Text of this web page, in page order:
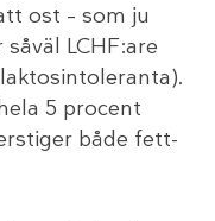
ost – som ju
LCHF:are
5 procent
både fett-